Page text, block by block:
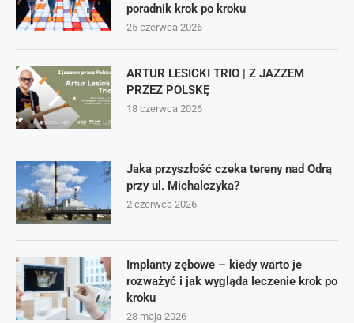
poradnik krok po kroku
25 czerwca 2026
ARTUR LESICKI TRIO | Z JAZZEM
PRZEZ POLSKĘ
18 czerwca 2026
Jaka przyszłość czeka tereny nad Odrą
przy ul. Michalczyka?
2 czerwca 2026
Implanty zębowe – kiedy warto je
rozważyć i jak wygląda leczenie krok po
kroku
28 maja 2026